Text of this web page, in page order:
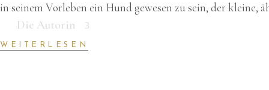
Die Autorin
in seinem Vorleben ein Hund gewesen zu sein, der kleine,
WEITERLESEN